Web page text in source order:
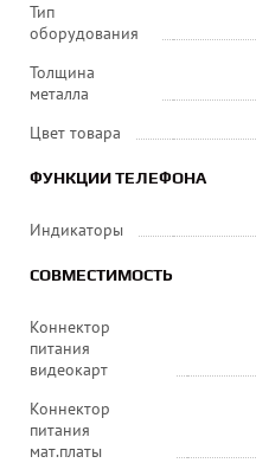
Тип
оборудования
Толщина
металла
Цвет товара
ФУНКЦИИ ТЕЛЕФОНА
Индикаторы
СОВМЕСТИМОСТЬ
Коннектор
питания
видеокарт
Коннектор
питания
мат.платы